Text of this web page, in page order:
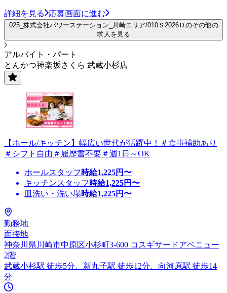
詳細を見る 応募画面に進む
025_株式会社パワーステーション_川崎エリア/010Ｓ2026Ｄのその他の
求人を見る
アルバイト・パート
とんかつ神楽坂さくら 武蔵小杉店
【ホール/キッチン】幅広い世代が活躍中！＃食事補助あり
＃シフト自由＃履歴書不要＃週1日～OK
ホールスタッフ 時給1,225円〜
キッチンスタッフ 時給1,225円〜
皿洗い・洗い場時給1,225円〜
勤務地
面接地
神奈川県川崎市中原区小杉町3-600 コスギサードアベニュー
2階
武蔵小杉駅 徒歩5分、新丸子駅 徒歩12分、向河原駅 徒歩14
分